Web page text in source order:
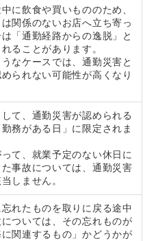
に飲食や買いもののため、
関係のないお店へ立ち寄っ
「通勤経路からの逸脱」と
ることがあります。
なケースでは、通勤災害と
められない可能性が高くなり
して、通勤災害が認められる
務がある日」に限定されま
って、就業予定のない休日に
事故については、通勤災害
しません。
れたものを取りに戻る途中
ついては、その忘れものが
に関連するもの」かどうかが